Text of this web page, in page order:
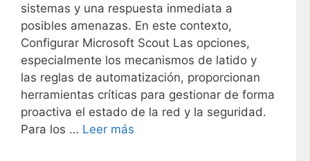
sistemas y una respuesta inmediata a
posibles amenazas. En este contexto,
Configurar Microsoft Scout Las opciones,
especialmente los mecanismos de latido y
las reglas de automatización, proporcionan
herramientas críticas para gestionar de forma
proactiva el estado de la red y la seguridad.
Para los … Leer más